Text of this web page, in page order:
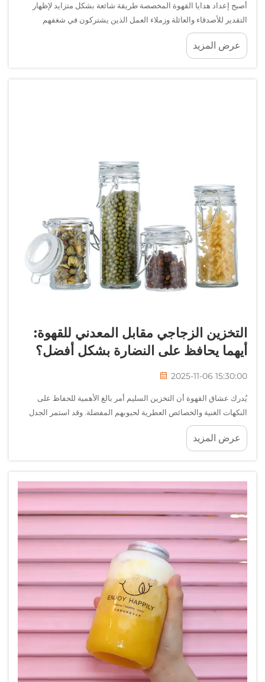
أصبح إعداد هدايا القهوة المخصصة طريقة شائعة بشكل متزايد لإظهار
التقدير للأصدقاء والعائلة وزملاء العمل الذين يشتركون في شغفهم
بالمشروبات عالية الجودة. تتيح لك فنون تقديم هدايا القهوة اليدوية الجمع
بين حبوب القهوة الفاخرة و...
عرض المزيد
التخزين الزجاجي مقابل المعدني للقهوة:
أيهما يحافظ على النضارة بشكل أفضل؟
2025-11-06 15:30:00
يُدرك عشاق القهوة أن التخزين السليم أمر بالغ الأهمية للحفاظ على
النكهات الغنية والخصائص العطرية لحبوبهم المفضلة. وقد استمر الجدل
حول استخدام العبوات الزجاجية أو المعدنية لسنوات، حيث تقدم كل مادة
مزاياها الخاصة...
عرض المزيد